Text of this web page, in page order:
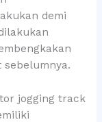
demi
sebelumnya.
jogging track